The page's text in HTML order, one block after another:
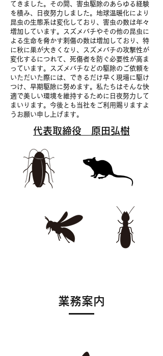
てきました。その間、害虫駆除のあらゆる経験
を積み、日夜努力しました。地球温暖化により
昆虫の生態系は変化しており、害虫の数は年々
増加しています。スズメバチやその他の昆虫に
よる生命を脅かす刺傷の数は増加しており、特
に秋に巣が大きくなり、スズメバチの攻撃性が
変化するにつれて、死傷者を防ぐ必要性が高ま
っています。スズメバチなどの駆除のご依頼を
いただいた際には、できるだけ早く現場に駆け
つけ、早期駆除に努めます。私たちはそんな快
適で美しい環境を維持するために日夜努力して
まいります。今後とも当社をご利用賜りますよ
うお願い申し上げます。
代表取締役 原田弘樹
​業務案内